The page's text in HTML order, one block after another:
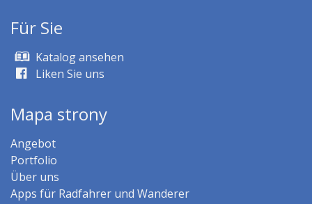
Für Sie
Katalog ansehen
Liken Sie uns
Mapa strony
Angebot
Portfolio
Über uns
Apps für Radfahrer und Wanderer